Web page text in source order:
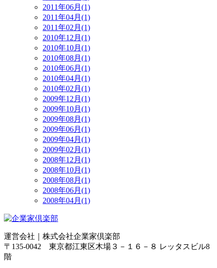
2011年06月(1)
2011年04月(1)
2011年02月(1)
2010年12月(1)
2010年10月(1)
2010年08月(1)
2010年06月(1)
2010年04月(1)
2010年02月(1)
2009年12月(1)
2009年10月(1)
2009年08月(1)
2009年06月(1)
2009年04月(1)
2009年02月(1)
2008年12月(1)
2008年10月(1)
2008年08月(1)
2008年06月(1)
2008年04月(1)
運営会社｜ 株式会社企業家倶楽部
〒135-0042 東京都江東区木場３－１６－８ レッタスビル8
階